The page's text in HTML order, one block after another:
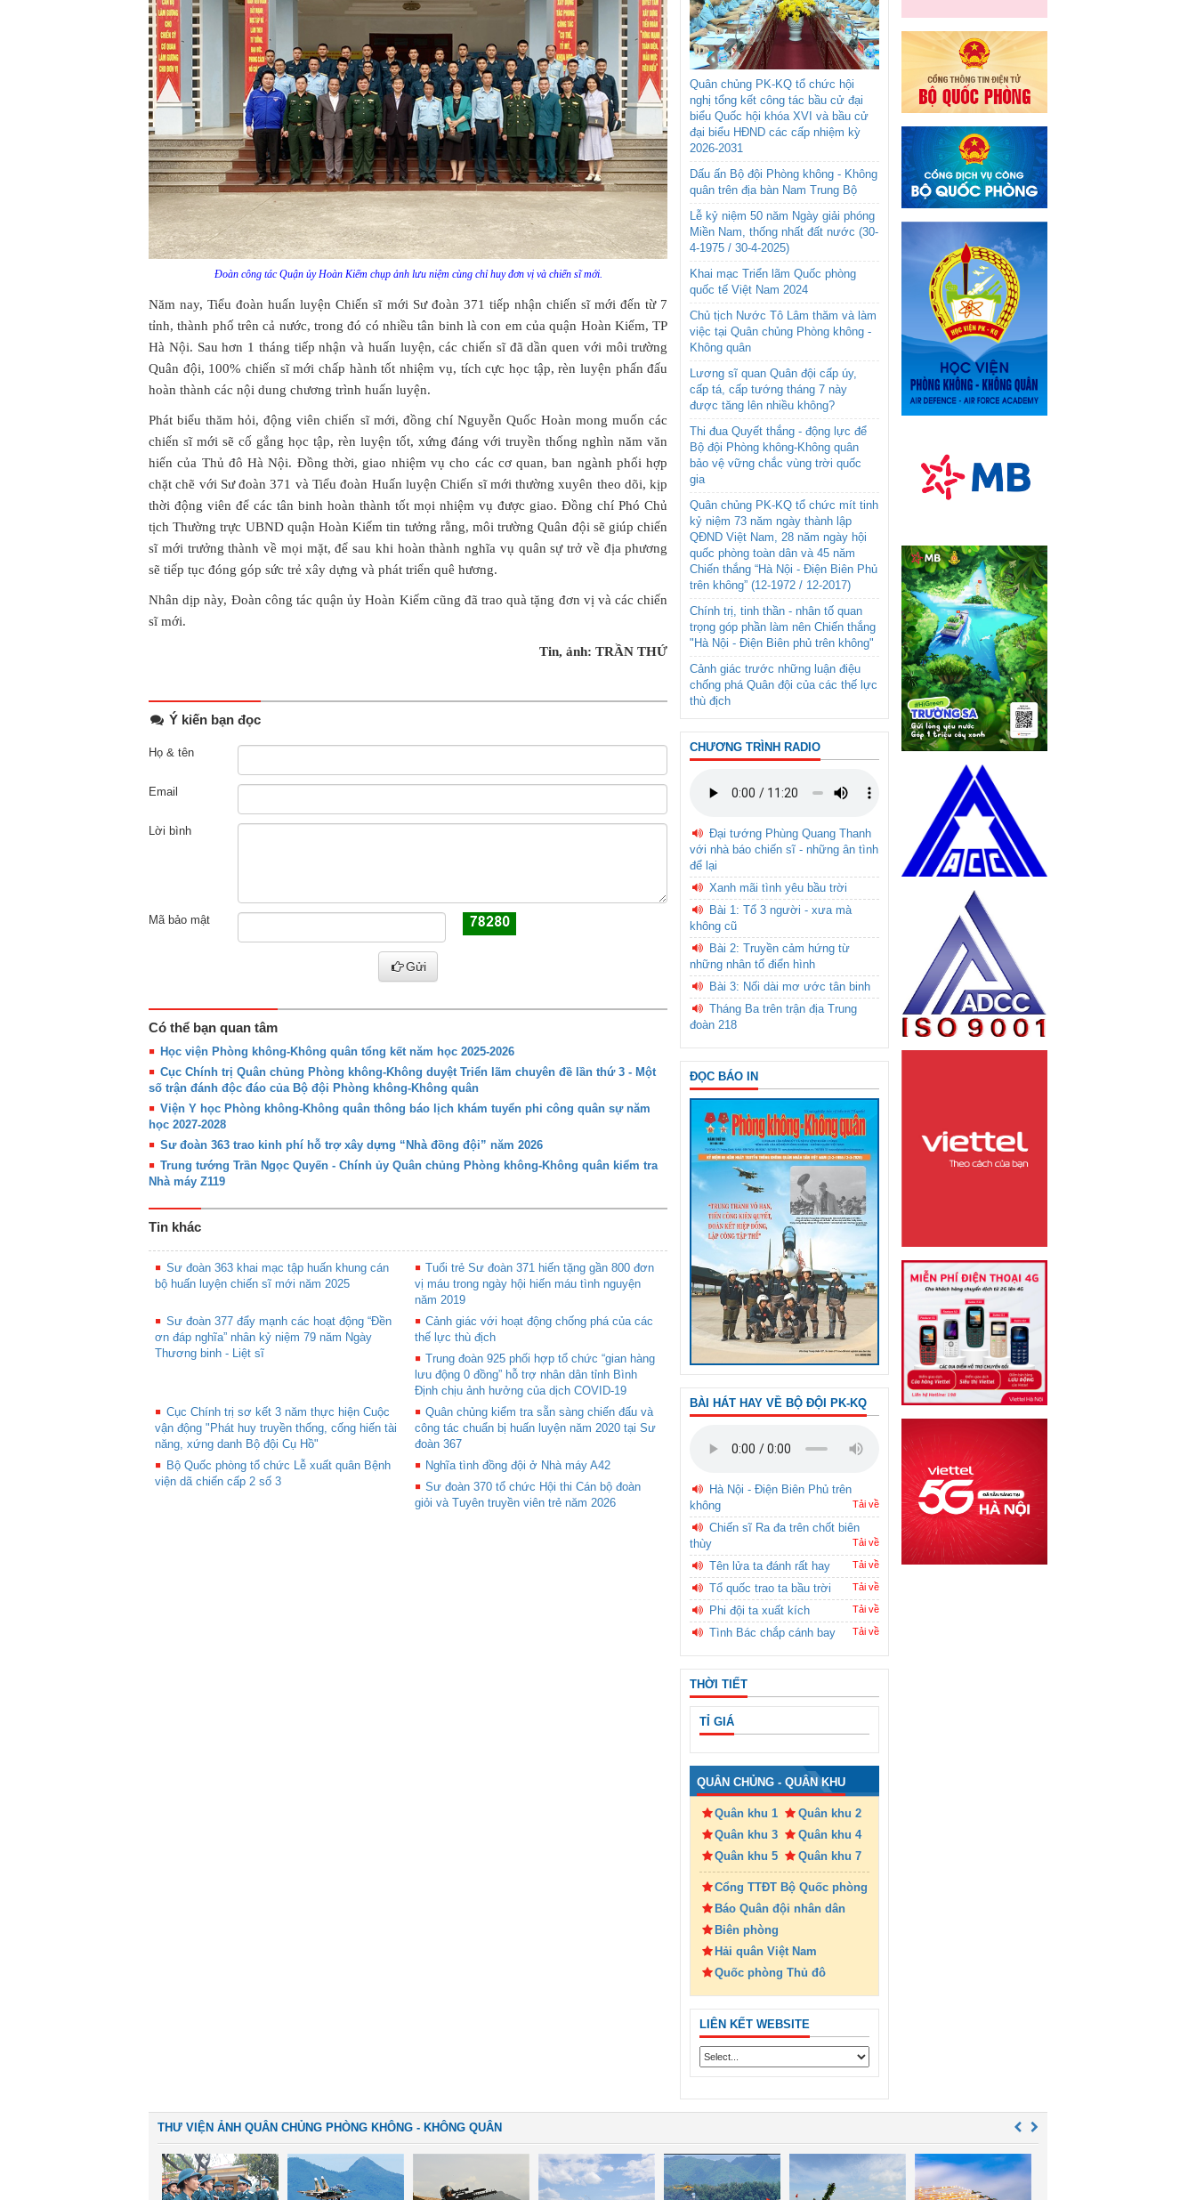
Đoàn công tác Quận ủy Hoàn Kiếm chụp ảnh lưu niệm cùng chỉ huy đơn vị và chiến sĩ mới.
Năm nay, Tiểu đoàn huấn luyện Chiến sĩ mới Sư đoàn 371 tiếp nhận chiến sĩ mới đến từ 7
tỉnh, thành phố trên cả nước, trong đó có nhiều tân binh là con em của quận Hoàn Kiếm, TP
Hà Nội. Sau hơn 1 tháng tiếp nhận và huấn luyện, các chiến sĩ đã dần quen với môi trường
Quân đội, 100% chiến sĩ mới chấp hành tốt nhiệm vụ, tích cực học tập, rèn luyện phấn đấu
hoàn thành các nội dung chương trình huấn luyện.
Phát biểu thăm hỏi, động viên chiến sĩ mới, đồng chí Nguyễn Quốc Hoàn mong muốn các
chiến sĩ mới sẽ cố gắng học tập, rèn luyện tốt, xứng đáng với truyền thống nghìn năm văn
hiến của Thủ đô Hà Nội. Đồng thời, giao nhiệm vụ cho các cơ quan, ban ngành phối hợp
chặt chẽ với Sư đoàn 371 và Tiểu đoàn Huấn luyện Chiến sĩ mới thường xuyên theo dõi, kịp
thời động viên để các tân binh hoàn thành tốt mọi nhiệm vụ được giao. Đồng chí Phó Chủ
tịch Thường trực UBND quận Hoàn Kiếm tin tưởng rằng, môi trường Quân đội sẽ giúp chiến
sĩ mới trưởng thành về mọi mặt, để sau khi hoàn thành nghĩa vụ quân sự trở về địa phương
sẽ tiếp tục đóng góp sức trẻ xây dựng và phát triển quê hương.
Nhân dịp này, Đoàn công tác quận ủy Hoàn Kiếm cũng đã trao quà tặng đơn vị và các chiến
sĩ mới.
Tin, ảnh: TRẦN THỨ
Ý kiến bạn đọc
Họ & tên
Email
Lời bình
Mã bảo mật
Gửi
Có thể bạn quan tâm
Học viện Phòng không-Không quân tổng kết năm học 2025-2026
Cục Chính trị Quân chủng Phòng không-Không duyệt Triển lãm chuyên đề lần thứ 3 - Một
số trận đánh độc đáo của Bộ đội Phòng không-Không quân
Viện Y học Phòng không-Không quân thông báo lịch khám tuyển phi công quân sự năm
học 2027-2028
Sư đoàn 363 trao kinh phí hỗ trợ xây dựng “Nhà đồng đội” năm 2026
Trung tướng Trần Ngọc Quyến - Chính ủy Quân chủng Phòng không-Không quân kiểm tra
Nhà máy Z119
Tin khác
Sư đoàn 363 khai mạc tập huấn khung cán
bộ huấn luyện chiến sĩ mới năm 2025
Tuổi trẻ Sư đoàn 371 hiến tặng gần 800 đơn
vị máu trong ngày hội hiến máu tình nguyện
năm 2019
Sư đoàn 377 đẩy mạnh các hoạt động “Đền
ơn đáp nghĩa” nhân kỷ niệm 79 năm Ngày
Thương binh - Liệt sĩ
Cảnh giác với hoạt động chống phá của các
thế lực thù địch
Trung đoàn 925 phối hợp tổ chức “gian hàng
lưu động 0 đồng” hỗ trợ nhân dân tỉnh Bình
Định chịu ảnh hưởng của dịch COVID-19
Cục Chính trị sơ kết 3 năm thực hiện Cuộc
vận động "Phát huy truyền thống, cống hiến tài
năng, xứng danh Bộ đội Cụ Hồ"
Quân chủng kiểm tra sẵn sàng chiến đấu và
công tác chuẩn bị huấn luyện năm 2020 tại Sư
đoàn 367
Bộ Quốc phòng tổ chức Lễ xuất quân Bệnh
viện dã chiến cấp 2 số 3
Nghĩa tình đồng đội ở Nhà máy A42
Sư đoàn 370 tổ chức Hội thi Cán bộ đoàn
giỏi và Tuyên truyền viên trẻ năm 2026
Quân chủng PK-KQ tổ chức hội
nghị tổng kết công tác bầu cử đại
biểu Quốc hội khóa XVI và bầu cử
đại biểu HĐND các cấp nhiệm kỳ
2026-2031
Dấu ấn Bộ đội Phòng không - Không
quân trên địa bàn Nam Trung Bộ
Lễ kỷ niệm 50 năm Ngày giải phóng
Miền Nam, thống nhất đất nước (30-
4-1975 / 30-4-2025)
Khai mạc Triển lãm Quốc phòng
quốc tế Việt Nam 2024
Chủ tịch Nước Tô Lâm thăm và làm
việc tại Quân chủng Phòng không -
Không quân
Lương sĩ quan Quân đội cấp úy,
cấp tá, cấp tướng tháng 7 này
được tăng lên nhiều không?
Thi đua Quyết thắng - động lực để
Bộ đội Phòng không-Không quân
bảo vệ vững chắc vùng trời quốc
gia
Quân chủng PK-KQ tổ chức mít tinh
kỷ niệm 73 năm ngày thành lập
QĐND Việt Nam, 28 năm ngày hội
quốc phòng toàn dân và 45 năm
Chiến thắng “Hà Nội - Điện Biên Phủ
trên không” (12-1972 / 12-2017)
Chính trị, tinh thần - nhân tố quan
trọng góp phần làm nên Chiến thắng
"Hà Nội - Điện Biên phủ trên không"
Cảnh giác trước những luận điệu
chống phá Quân đội của các thế lực
thù địch
CHƯƠNG TRÌNH RADIO
Đại tướng Phùng Quang Thanh
với nhà báo chiến sĩ - những ân tình
để lại
Xanh mãi tình yêu bầu trời
Bài 1: Tổ 3 người - xưa mà
không cũ
Bài 2: Truyền cảm hứng từ
những nhân tố điển hình
Bài 3: Nối dài mơ ước tân binh
Tháng Ba trên trận địa Trung
đoàn 218
ĐỌC BÁO IN
BÀI HÁT HAY VỀ BỘ ĐỘI PK-KQ
Hà Nội - Điện Biên Phủ trên
không
Tải về
Chiến sĩ Ra đa trên chốt biên
thùy
Tải về
Tên lửa ta đánh rất hay Tải về
Tổ quốc trao ta bầu trời Tải về
Phi đội ta xuất kích Tải về
Tình Bác chắp cánh bay Tải về
THỜI TIẾT
TỈ GIÁ
QUÂN CHỦNG - QUÂN KHU
Quân khu 1
Quân khu 2
Quân khu 3
Quân khu 4
Quân khu 5
Quân khu 7
Cổng TTĐT Bộ Quốc phòng
Báo Quân đội nhân dân
Biên phòng
Hải quân Việt Nam
Quốc phòng Thủ đô
LIÊN KẾT WEBSITE
THƯ VIỆN ẢNH QUÂN CHỦNG PHÒNG KHÔNG - KHÔNG QUÂN